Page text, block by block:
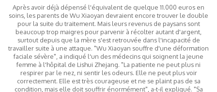
Après avoir déjà dépensé l'équivalent de quelque 11.000 euros en
soins, les parents de Wu Xiaoyan devraient encore trouver le double
pour la suite du traitement. Mais leurs revenus de paysans sont
beaucoup trop maigres pour parvenir à récolter autant d'argent,
surtout depuis que la mère s'est retrouvée dans l'incapacité de
travailler suite à une attaque. "Wu Xiaoyan souffre d'une déformation
faciale sévère", a indiqué l'un des médecins qui soignent la jeune
femme à l'hôpital de Lishui Zhejang. "La patiente ne peut plus ni
respirer par le nez, ni sentir les odeurs. Elle ne peut plus voir
correctement. Elle est très courageuse et ne se plaint pas de sa
condition, mais elle doit souffrir énormément", a-t-il expliqué. "Sa